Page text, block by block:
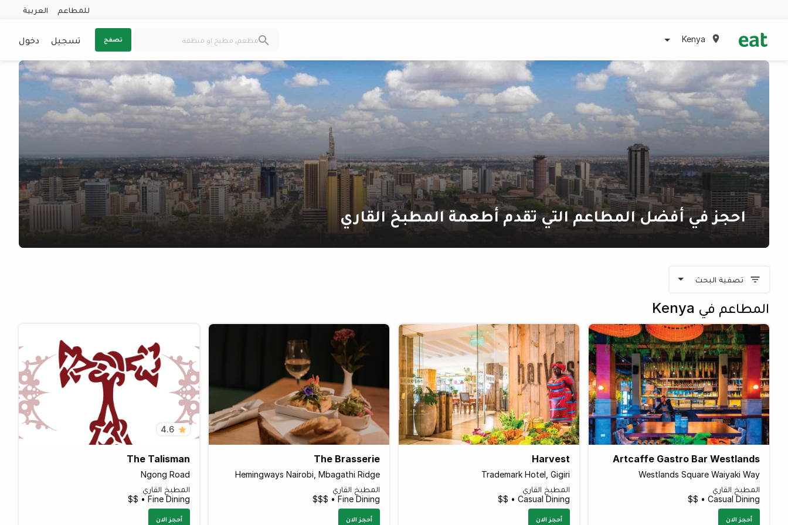
للمطاعم العربية
Kenya تصفح تسجيل دخول
احجز في أفضل المطاعم التي تقدم أطعمة المطبخ القاري
تصفية البحث
المطاعم في Kenya
Artcaffe Gastro Bar Westlands
Westlands Square Waiyaki Way
المطبخ القاري
Casual Dining • $$
أحجز الان
Harvest
Trademark Hotel, Gigiri
المطبخ القاري
Casual Dining • $$
أحجز الان
The Brasserie
Hemingways Nairobi, Mbagathi Ridge
المطبخ القاري
Fine Dining • $$$
أحجز الان
4.6
The Talisman
Ngong Road
المطبخ القاري
Fine Dining • $$
أحجز الان